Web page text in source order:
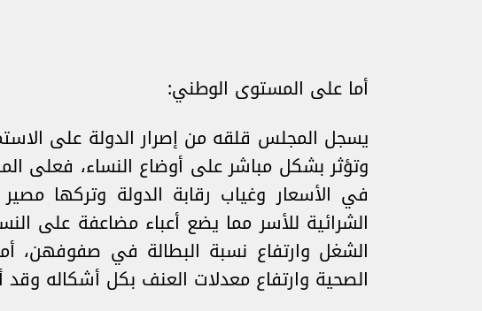
أما على المستوى الوطني:
يسجل المجلس قلقه من إصرار الدولة على
وتؤثر بشكل مباشر على أوضاع النساء، فعلى
في الأسعار وغياب رقابة الدولة وتركها
الشرائية للأسر مما يضع أعباء مضاعفة على
الشغل وارتفاع نسبة البطالة في صفوفهن،
الصحية وارتفاع معدلات العنف بكل أشكاله